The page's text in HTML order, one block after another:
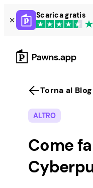
Skip
to
content
Scarica gratis
Torna al Blog
ALTRO
Come